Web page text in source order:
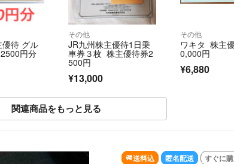
待 グル
円分
その他
JR九州株主優待1日乗
車券３枚 株主優待券2
500円
¥13,000
その他
ワキタ 株主
0,000円
¥6,880
関連商品をもっと見る
SOLD OUT
送料込 匿名配送 すぐに